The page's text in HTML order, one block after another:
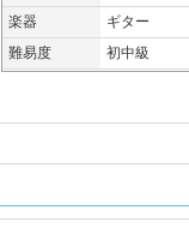
楽器
ギター
難易度
初中級